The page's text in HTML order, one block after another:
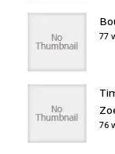
77
76